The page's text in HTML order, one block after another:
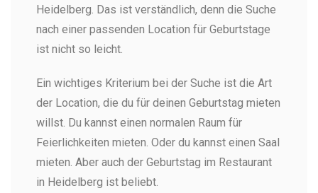
Heidelberg. Das ist verständlich, denn die Suche
nach einer passenden Location für Geburtstage
ist nicht so leicht.
Ein wichtiges Kriterium bei der Suche ist die Art
der Location, die du für deinen Geburtstag mieten
willst. Du kannst einen normalen Raum für
Feierlichkeiten mieten. Oder du kannst einen Saal
mieten. Aber auch der Geburtstag im Restaurant
in Heidelberg ist beliebt.